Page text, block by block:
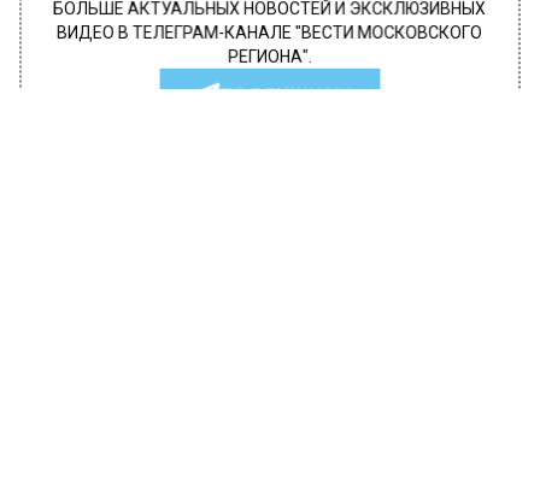
БОЛЬШЕ АКТУАЛЬНЫХ НОВОСТЕЙ И ЭКСКЛЮЗИВНЫХ
ВИДЕО В ТЕЛЕГРАМ-КАНАЛЕ "ВЕСТИ МОСКОВСКОГО
РЕГИОНА".